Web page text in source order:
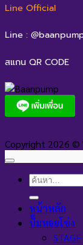
Line Official
Line :
สแกน QR CODE
Copyright 2026 ©
ค้นหา:
หน้าหลัก
ปั๊มหอยโข่ง
STAGE